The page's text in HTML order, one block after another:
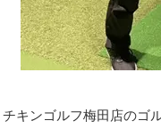
チキンゴルフ梅田店のゴ